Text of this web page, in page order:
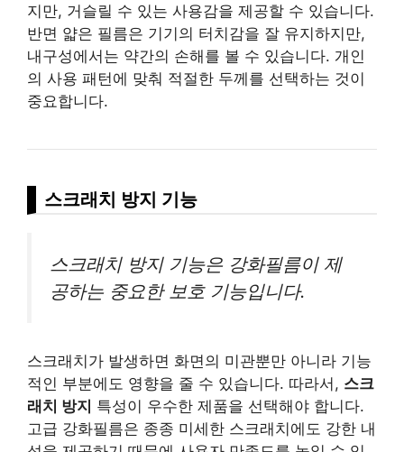
지만, 거슬릴 수 있는 사용감을 제공할 수 있습니다.
반면 얇은 필름은 기기의 터치감을 잘 유지하지만,
내구성에서는 약간의 손해를 볼 수 있습니다. 개인
의 사용 패턴에 맞춰 적절한 두께를 선택하는 것이
중요합니다.
스크래치 방지 기능
스크래치 방지 기능은 강화필름이 제
공하는 중요한 보호 기능입니다.
스크래치가 발생하면 화면의 미관뿐만 아니라 기능
적인 부분에도 영향을 줄 수 있습니다. 따라서, 스크
래치 방지 특성이 우수한 제품을 선택해야 합니다.
고급 강화필름은 종종 미세한 스크래치에도 강한 내